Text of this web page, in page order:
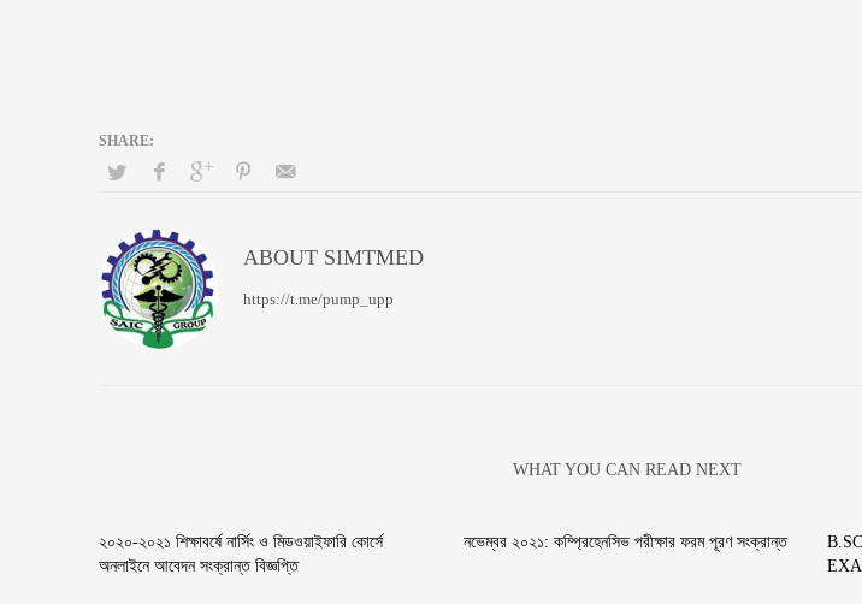
ABOUT SIMTMED
https://t.me/pump_upp
WHAT YOU CAN READ NEXT
২০২০-২০২১ শিক্ষাবর্ষে নার্সিং ও মিডওয়াইফারি কোর্সে
অনলাইনে আবেদন সংক্রান্ত বিজ্ঞপ্তি
নভেম্বর ২০২১: কম্প্রিহেনসিভ পরীক্ষার ফরম পূরণ সংক্রান্ত